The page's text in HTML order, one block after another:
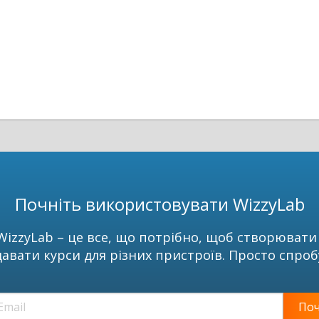
Почніть використовувати WizzyLab
– це все, що потрібно, щоб створювати
курси для різних пристроїв. Просто